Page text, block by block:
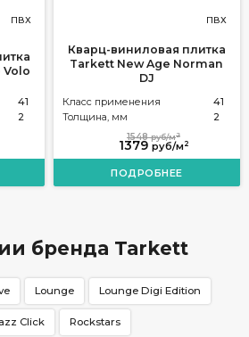
ПВХ
Volo
41
2
ПВХ
Кварц-виниловая плитка
Tarkett New Age Norman
DJ
Класс применения
41
Толщина, мм
2
1379 руб/м 2
1548руб/м2
ПОДРОБНЕЕ
бренда Tarkett
Lounge Lounge Digi Edition
Click Rockstars